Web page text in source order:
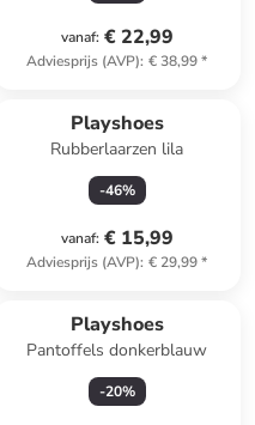
vanaf: € 22,99
Adviesprijs (AVP): € 38,99*
Playshoes
Rubberlaarzen lila
-46%
vanaf: € 15,99
Adviesprijs (AVP): € 29,99*
Playshoes
Pantoffels donkerblauw
-20%